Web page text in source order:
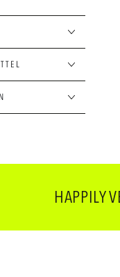
HAPPILY VEGAN